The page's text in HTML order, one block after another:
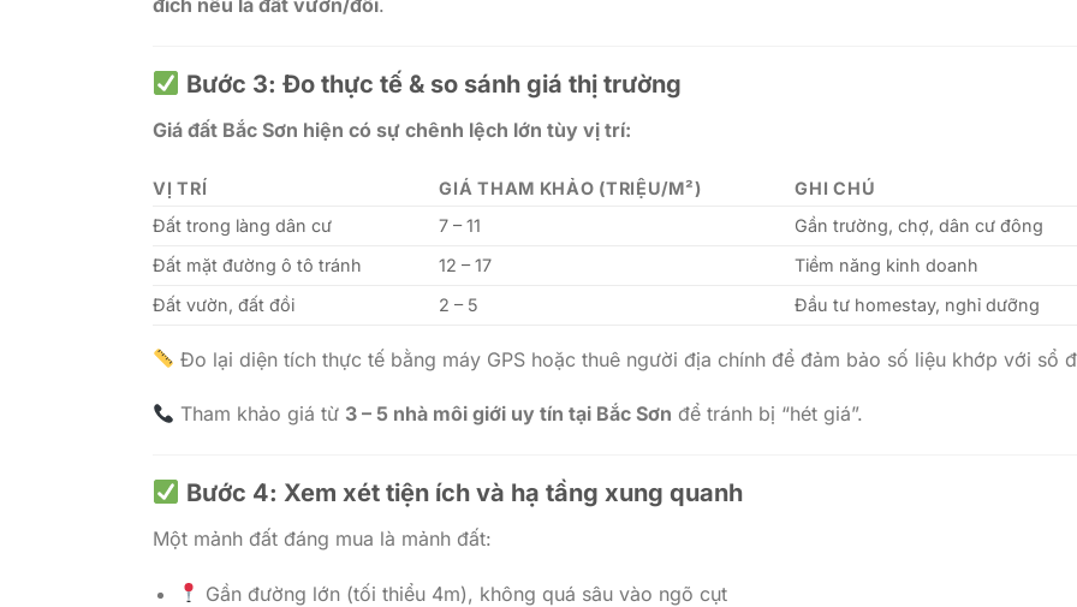
Bước 3: Đo thực tế & so sánh giá thị trường
Giá đất Bắc Sơn hiện có sự chênh lệch lớn tùy vị trí:
VỊ TRÍ GIÁ THAM KHẢO (TRIỆU/M²)
GHI CHÚ
Đất trong làng dân cư
7 – 11
Gần trường, chợ, dân cư đông
Đất mặt đường ô tô tránh
12 – 17
Tiềm năng kinh doanh
Đất vườn, đất đồi
2 – 5 Đầu tư homestay, nghỉ dưỡng
Đo lại diện tích thực tế bằng máy GPS hoặc thuê người địa chính để đảm bảo số liệu khớp với sổ
Tham khảo giá từ 3 – 5 nhà môi giới uy tín tại Bắc Sơn để tránh bị “hét giá”.
Bước 4: Xem xét tiện ích và hạ tầng xung quanh
Một mảnh đất đáng mua là mảnh đất:
Gần đường lớn (tối thiểu 4m), không quá sâu vào ngõ cụt